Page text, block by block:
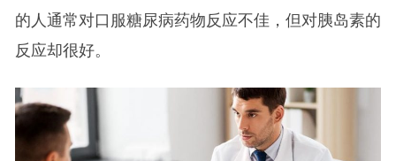
的人通常对口服糖尿病药物反应不佳，但对胰岛素的
反应却很好。